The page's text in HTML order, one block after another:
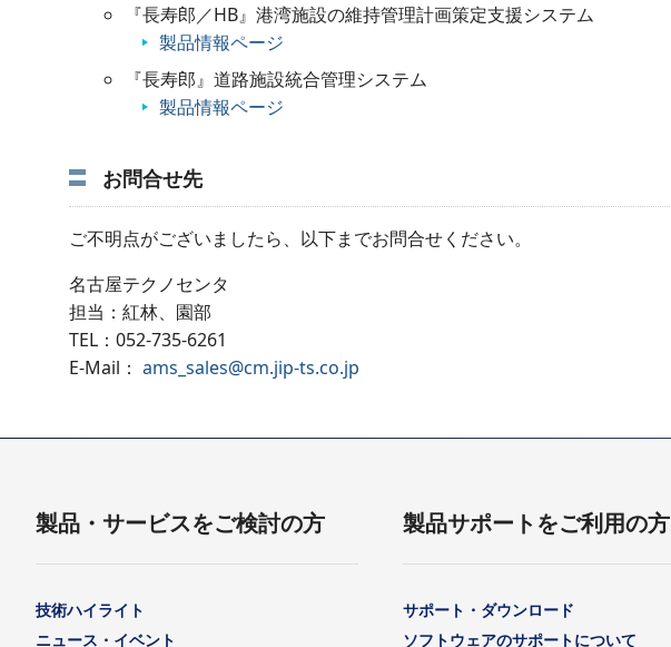
『長寿郎／HB』港湾施設の維持管理計画策定支援システム
製品情報ページ
『長寿郎』道路施設統合管理システム
製品情報ページ
お問合せ先
ご不明点がございましたら、以下までお問合せください。
名古屋テクノセンタ
担当：紅林、園部
TEL：052-735-6261
E-Mail： ams_sales@cm.jip-ts.co.jp
製品・サービスをご検討の方
技術ハイライト
ニュース・イベント
製品サポートをご利用の方
サポート・ダウンロード
ソフトウェアのサポートについて